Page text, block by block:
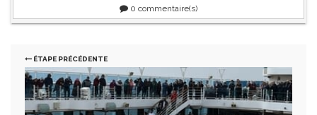
0 commentaire(s)
ÉTAPE PRÉCÉDENTE